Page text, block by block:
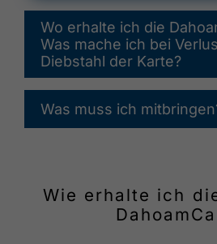
Wo erhalte ich die
Was mache ich bei
Diebstahl der Karte?
Was muss ich
Wie erhalte ich